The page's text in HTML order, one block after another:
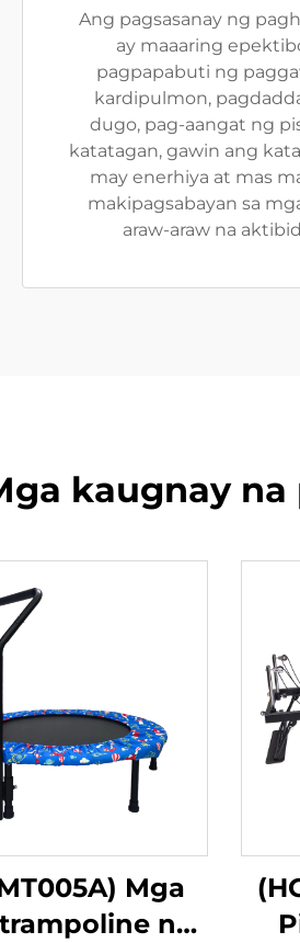
Ang pagsasanay ng
ay maaaring
pagpapabuti ng
kardipulmon,
dugo, pag-aangat ng
katatagan, gawin ang
may enerhiya at mas
makipagsabayan sa
araw-araw na
kaugnay
Mga
na